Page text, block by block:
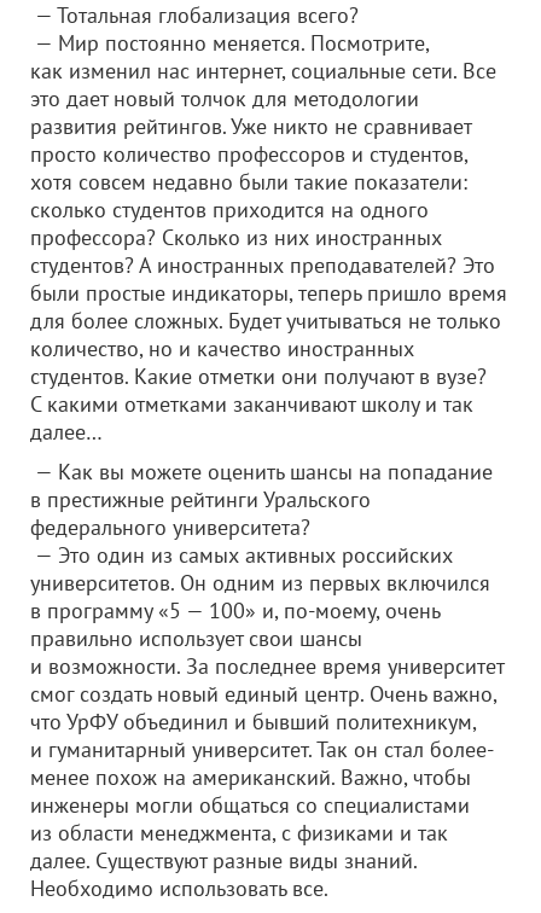
— Тотальная глобализация всего?
— Мир постоянно меняется. Посмотрите,
как изменил нас интернет, социальные сети. Все
это дает новый толчок для методологии
развития рейтингов. Уже никто не сравнивает
просто количество профессоров и студентов,
хотя совсем недавно были такие показатели:
сколько студентов приходится на одного
профессора? Сколько из них иностранных
студентов? А иностранных преподавателей? Это
были простые индикаторы, теперь пришло время
для более сложных. Будет учитываться не только
количество, но и качество иностранных
студентов. Какие отметки они получают в вузе?
С какими отметками заканчивают школу и так
далее…
— Как вы можете оценить шансы на попадание
в престижные рейтинги Уральского
федерального университета?
— Это один из самых активных российских
университетов. Он одним из первых включился
в программу «5 — 100» и, по-моему, очень
правильно использует свои шансы
и возможности. За последнее время университет
смог создать новый единый центр. Очень важно,
что УрФУ объединил и бывший политехникум,
и гуманитарный университет. Так он стал более-
менее похож на американский. Важно, чтобы
инженеры могли общаться со специалистами
из области менеджмента, с физиками и так
далее. Существуют разные виды знаний.
Необходимо использовать все.